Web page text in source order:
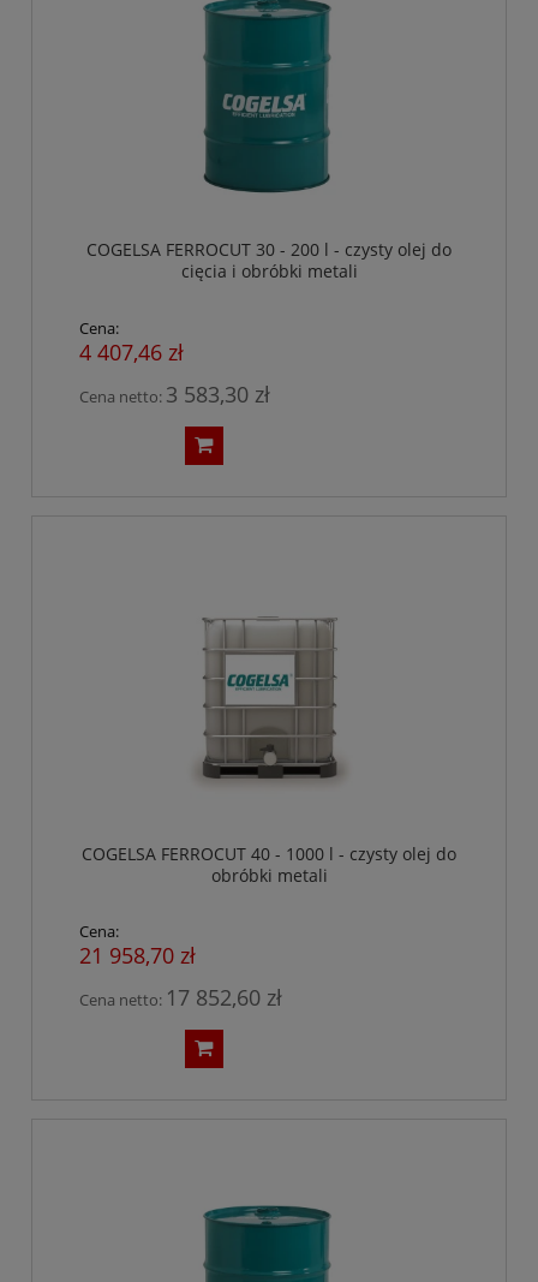
COGELSA FERROCUT 30 - 200 l - czysty olej do
cięcia i obróbki metali
Cena:
4 407,46 zł
Cena netto: 3 583,30 zł
COGELSA FERROCUT 40 - 1000 l - czysty olej do
obróbki metali
Cena:
21 958,70 zł
Cena netto: 17 852,60 zł